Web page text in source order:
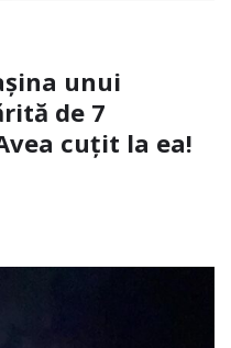
unui
de 7
cuțit la ea!